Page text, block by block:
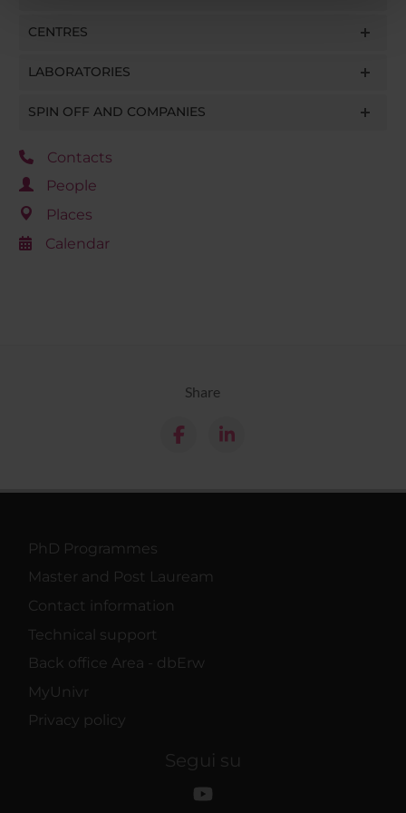
con altre informazioni che hai fornito loro o che hanno
CENTRES
LABORATORIES
SPIN OFF AND COMPANIES
Contacts
People
Places
Calendar
Share
PhD Programmes
Master and Post Lauream
Contact information
Technical support
Back office Area - dbErw
MyUnivr
Privacy policy
Segui su